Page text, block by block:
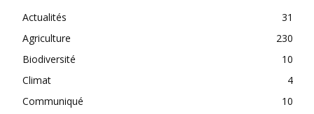
Actualités
31
Agriculture
230
Biodiversité
10
Climat
4
Communiqué
10